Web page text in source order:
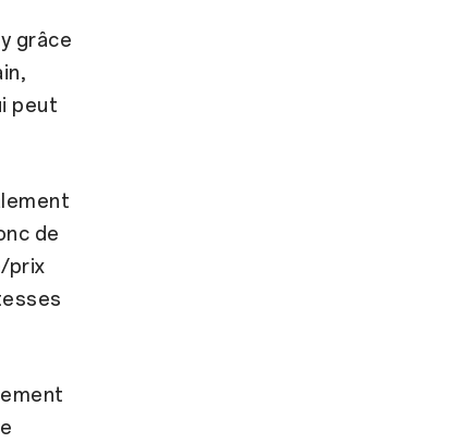
grâce
peut
de
prix